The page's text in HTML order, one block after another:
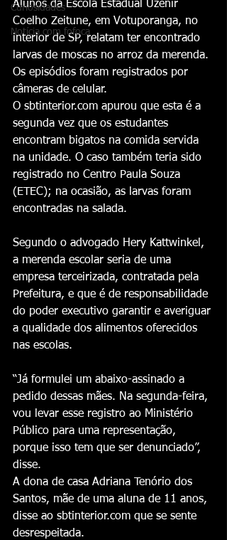
Curiosidades
Notícia com fofoca
Alunos da Escola Estadual Uzenir
Coelho Zeitune, em Votuporanga, no
interior de SP, relatam ter encontrado
larvas de moscas no arroz da merenda.
Os episódios foram registrados por
câmeras de celular.
O sbtinterior.com apurou que esta é a
segunda vez que os estudantes
encontram bigatos na comida servida
na unidade. O caso também teria sido
registrado no Centro Paula Souza
(ETEC); na ocasião, as larvas foram
encontradas na salada.
Segundo o advogado Hery Kattwinkel,
a merenda escolar seria de uma
empresa terceirizada, contratada pela
Prefeitura, e que é de responsabilidade
do poder executivo garantir e averiguar
a qualidade dos alimentos oferecidos
nas escolas.
“Já formulei um abaixo-assinado a
pedido dessas mães. Na segunda-feira,
vou levar esse registro ao Ministério
Público para uma representação,
porque isso tem que ser denunciado”,
disse.
A dona de casa Adriana Tenório dos
Santos, mãe de uma aluna de 11 anos,
disse ao sbtinterior.com que se sente
desrespeitada.